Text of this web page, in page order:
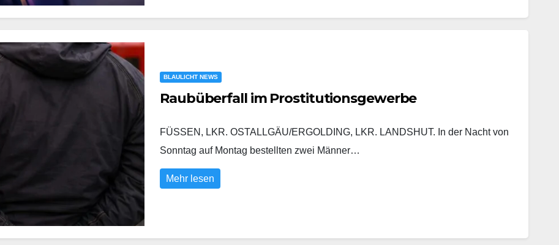
BLAULICHT NEWS
Raubüberfall im Prostitutionsgewerbe
FÜSSEN, LKR. OSTALLGÄU/ERGOLDING, LKR. LANDSHUT. In der Nacht von
Sonntag auf Montag bestellten zwei Männer…
Mehr lesen